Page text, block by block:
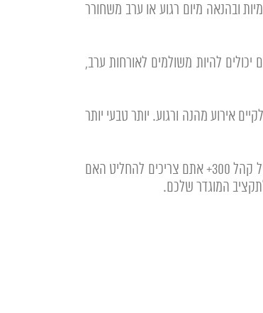
יתרונות באינטימיות ובהנאה מיום רגוע או ערב משחורר
יחסית שמשמש מקום להופעות חלל אירוע מעוצב ומקום יותר חם וביתי. אירוע של 100-200 אורחים יכולים להיות משולמים לאורחות ערב,
שניתן לקיים אירוע מהנה ורגוע. יותר טבעי יותר
– ללכת על בטוח קבלת פנים מוזיקה טובה אוכל שתדעו מראש מה התוצאה הרצויה. גן אירועים לרוב מתאימים לכמויות יותר גדולות של קהל 300+ אתם צריכים להחליט האם
המוגדר שלכם.